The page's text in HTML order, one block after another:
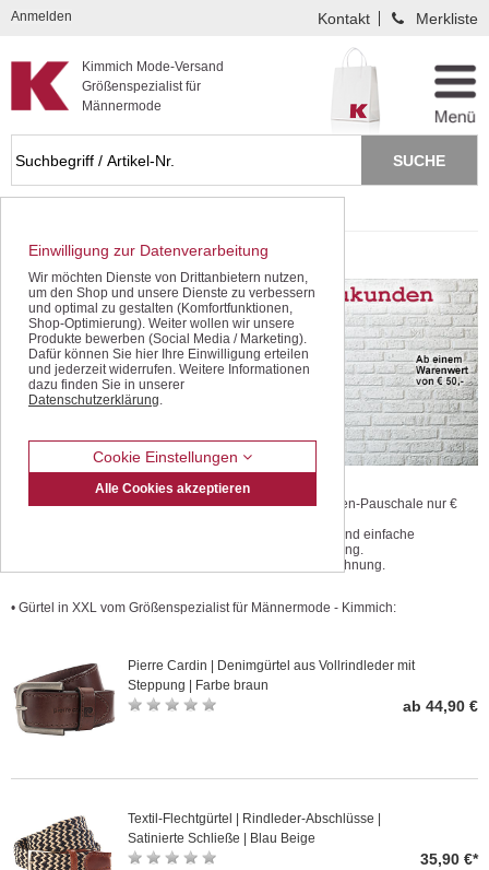
Kompletten Head der Seite überspringen
Kimmich Mode-Versand
Größenspezialist für
Männermode
Anmelden Kontakt Merkliste
Gürtel XXL
Geprüfte Qualität zu günstigen
Versandkosten-Pauschale nur €
Kostenlose und einfache
Retoursendung.
Kauf auf Rechnung.
• Gürtel in XXL vom Größenspezialist für Männermode - Kimmich:
Pierre Cardin | Denimgürtel aus Vollrindleder mit
Steppung | Farbe braun
ab 44,90 €
Textil-Flechtgürtel | Rindleder-Abschlüsse |
Satinierte Schließe | Blau Beige
35,90 €*
Einwilligung zur Datenverarbeitung
Wir möchten Dienste von Drittanbietern nutzen,
um den Shop und unsere Dienste zu verbessern
und optimal zu gestalten (Komfortfunktionen,
Shop-Optimierung). Weiter wollen wir unsere
Produkte bewerben (Social Media / Marketing).
Dafür können Sie hier Ihre Einwilligung erteilen
und jederzeit widerrufen. Weitere Informationen
dazu finden Sie in unserer
Datenschutzerklärung.
Cookie Einstellungen
Alle Cookies akzeptieren